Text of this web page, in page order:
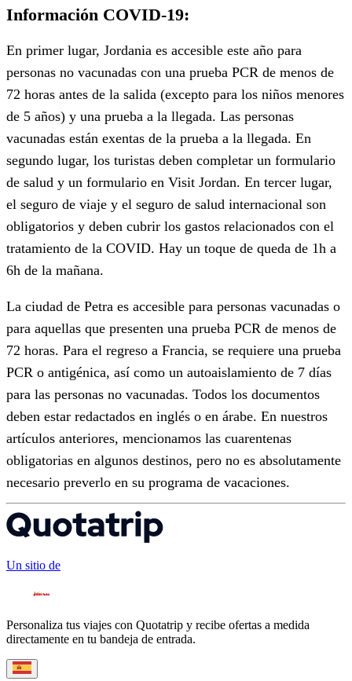
Información COVID-19:
En primer lugar, Jordania es accesible este año para
personas no vacunadas con una prueba PCR de menos de
72 horas antes de la salida (excepto para los niños menores
de 5 años) y una prueba a la llegada. Las personas
vacunadas están exentas de la prueba a la llegada. En
segundo lugar, los turistas deben completar un formulario
de salud y un formulario en Visit Jordan. En tercer lugar,
el seguro de viaje y el seguro de salud internacional son
obligatorios y deben cubrir los gastos relacionados con el
tratamiento de la COVID. Hay un toque de queda de 1h a
6h de la mañana.
La ciudad de Petra es accesible para personas vacunadas o
para aquellas que presenten una prueba PCR de menos de
72 horas. Para el regreso a Francia, se requiere una prueba
PCR o antigénica, así como un autoaislamiento de 7 días
para las personas no vacunadas. Todos los documentos
deben estar redactados en inglés o en árabe. En nuestros
artículos anteriores, mencionamos las cuarentenas
obligatorias en algunos destinos, pero no es absolutamente
necesario preverlo en su programa de vacaciones.
Un sitio de
Personaliza tus viajes con Quotatrip y recibe ofertas a medida
directamente en tu bandeja de entrada.